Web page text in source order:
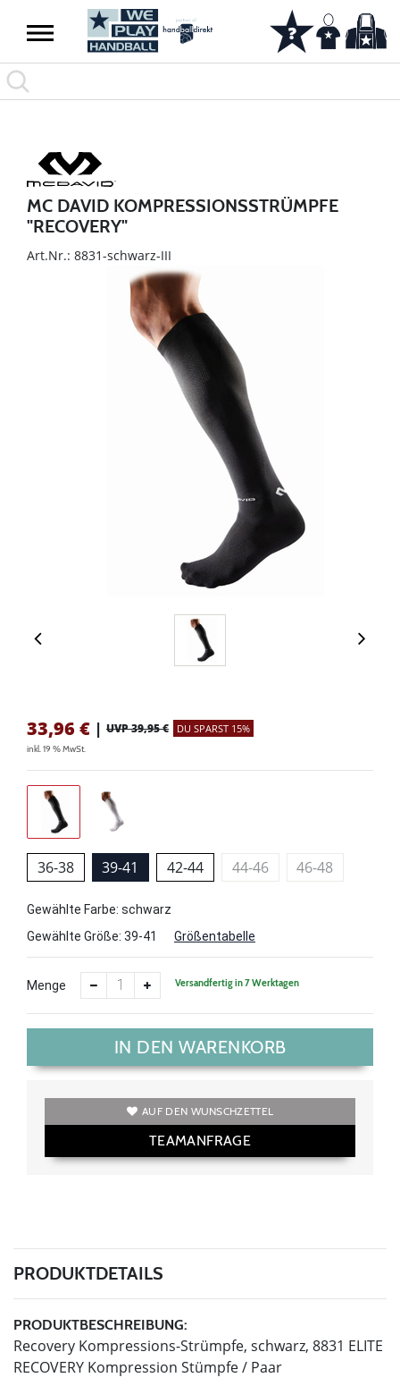
MC DAVID KOMPRESSIONSSTRÜMPFE
"RECOVERY"
Art.Nr.: 8831-schwarz-III
33,96 € | UVP 39,95 € DU SPARST 15%
inkl. 19 % MwSt.
36-38 39-41 42-44 44-46 46-48
Gewählte Farbe: schwarz
Gewählte Größe: 39-41 Größentabelle
Menge Versandfertig in 7 Werktagen
IN DEN WARENKORB
AUF DEN WUNSCHZETTEL
TEAMANFRAGE
PRODUKTDETAILS
PRODUKTBESCHREIBUNG:
Recovery Kompressions-Strümpfe, schwarz, 8831 ELITE
RECOVERY Kompression Stümpfe / Paar